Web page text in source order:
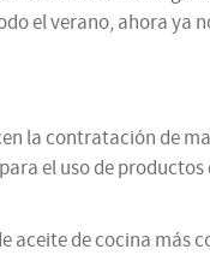
el verano, ahora ya
la contratación de
el uso de
de cocina más